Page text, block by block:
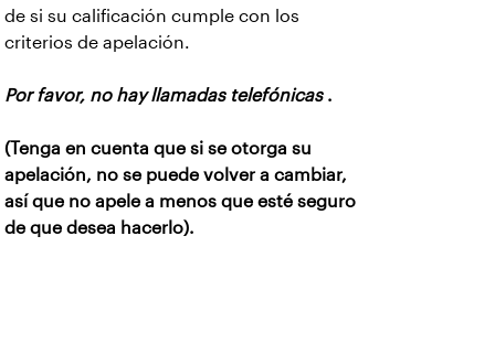
de si su calificación cumple con los
criterios de apelación.
Por favor, no hay llamadas telefónicas .
(Tenga en cuenta que si se otorga su
apelación, no se puede volver a cambiar,
así que no apele a menos que esté seguro
de que desea hacerlo).